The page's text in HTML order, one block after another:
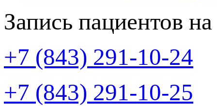
Запись пациентов
+7 (843) 291-10-24
+7 (843) 291-10-25